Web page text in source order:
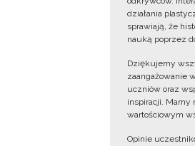
działania
sprawiają, że
nauką poprzez
Dziękujemy
zaangażowanie
uczniów oraz
inspiracji. Mamy
wartościowym
Opinie